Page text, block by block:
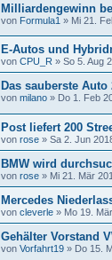
Milliardengewinn
von Formula1 » Mi 21.
E-Autos und
von CPU_R » So 5. Aug
Das sauberste Auto
von milano » Do 1. Feb
Post liefert 200
von rose » Sa 2. Jun
BMW wird
von rose » Mi 21. Mär
Mercedes
von cleverle » Mo 19.
Gehälter Vorstand
von Vorfahrt19 » Do 15.